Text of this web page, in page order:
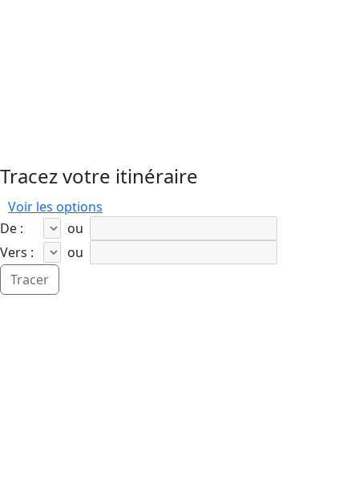
Tracez votre itinéraire
Voir les options
De :
ou
Vers :
ou